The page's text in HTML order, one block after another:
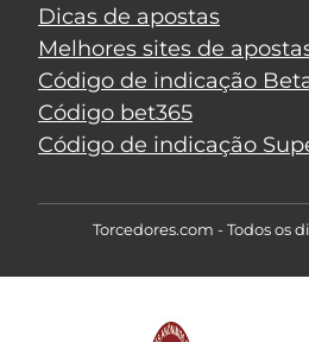
Dicas de apostas
Melhores sites de
Código de indicação
Código bet365
Código de indicação
Torcedores.com - Todos os